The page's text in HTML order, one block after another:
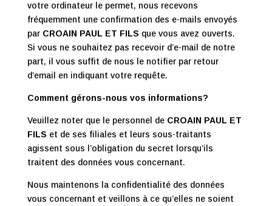
votre ordinateur le permet, nous recevons
fréquemment une confirmation des e-mails envoyés
par CROAIN PAUL ET FILS que vous avez ouverts.
Si vous ne souhaitez pas recevoir d’e-mail de notre
part, il vous suffit de nous le notifier par retour
d’email en indiquant votre requête.
Comment gérons-nous vos informations?
Veuillez noter que le personnel de CROAIN PAUL ET
FILS et de ses filiales et leurs sous-traitants
agissent sous l’obligation du secret lorsqu’ils
traitent des données vous concernant.
Nous maintenons la confidentialité des données
vous concernant et veillons à ce qu’elles ne soient